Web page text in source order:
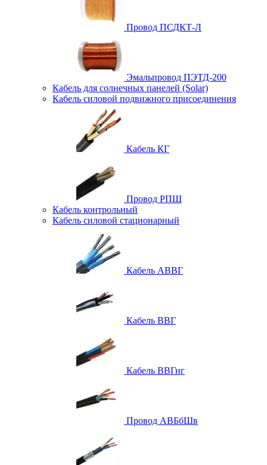
Провод ПСДКТ-Л
Эмальпровод ПЭТД-200
Кабель для солнечных панелей (Solar)
Кабель силовой подвижного присоединения
Кабель КГ
Провод РПШ
Кабель контрольный
Кабель силовой стационарный
Кабель АВВГ
Кабель ВВГ
Кабель ВВГнг
Провод АВБбШв